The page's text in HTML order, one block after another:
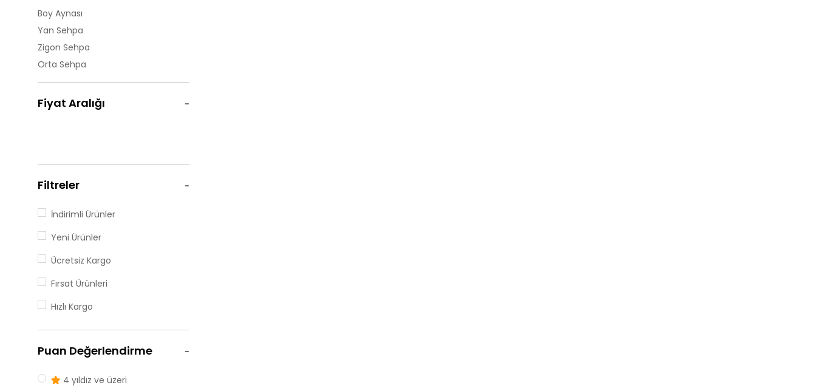
Boy Aynası
Yan Sehpa
Zigon Sehpa
Orta Sehpa
Fiyat Aralığı
Filtreler
İndirimli Ürünler
Yeni Ürünler
Ücretsiz Kargo
Fırsat Ürünleri
Hızlı Kargo
Puan Değerlendirme
4 yıldız ve üzeri